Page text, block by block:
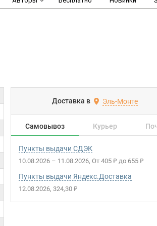
Доставка в Эль-Монте
Самовывоз Курьер
Пункты выдачи СДЭК
10.08.2026 – 11.08.2026 От 405₽ до 655₽
Пункты выдачи Яндекс.Доставка
12.08.2026 324,30₽